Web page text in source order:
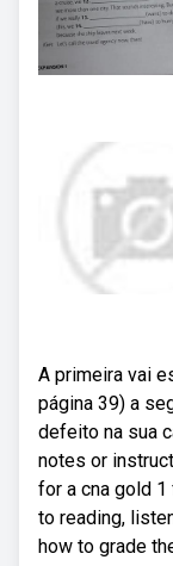
A primeira vai
página 39) a
defeito na sua
notes or
for a cna gold
to reading,
how to grade